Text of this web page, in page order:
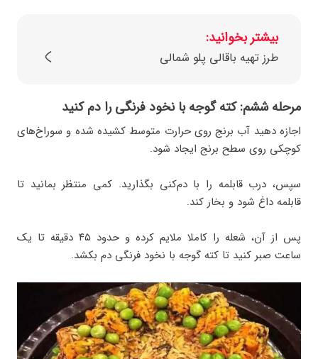
بیشتر بخوانید:
طرز تهیه باقالی پلو شمالی
مرحله ششم: کته گوجه با نخود فرنگی را دم کنید
اجازه دهید آب برنج روی حرارت متوسط کشیده شده و سوراخ‌های
کوچکی روی سطح برنج ایجاد شود.
سپس، درب قابلمه را با دم‌کنی بگذارید. کمی منتظر بمانید تا
قابلمه داغ شود و بخار کند.
پس از آن، شعله را کاملا ملایم کرده و حدود ۴۵ دقیقه تا یک
ساعت صبر کنید تا کته گوجه با نخود فرنگی دم بکشد.